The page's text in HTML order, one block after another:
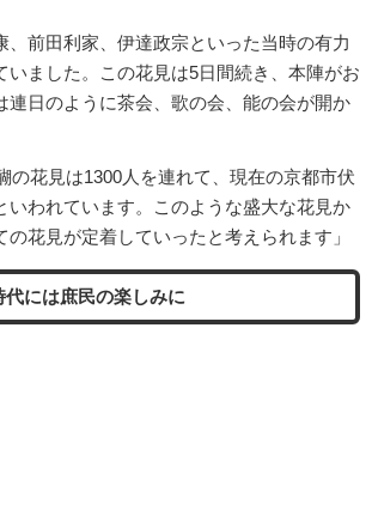
、前田利家、伊達政宗といった当時の有力
いました。この花見は5日間続き、本陣がお
連日のように茶会、歌の会、能の会が開か
の花見は1300人を連れて、現在の京都市伏
いわれています。このような盛大な花見か
の花見が定着していったと考えられます」
代には庶民の楽しみに